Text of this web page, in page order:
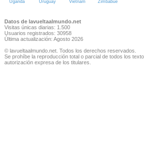
Uganda Uruguay Vietnam Zimbabue
Datos de lavueltaalmundo.net
Visitas únicas diarias: 1.500
Usuarios registrados: 30958
Última actualización: Agosto 2026
© lavueltaalmundo.net. Todos los derechos reservados.
Se prohíbe la reproducción total o parcial de todos los
autorización expresa de los titulares.